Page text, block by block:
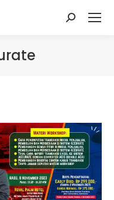
Search: